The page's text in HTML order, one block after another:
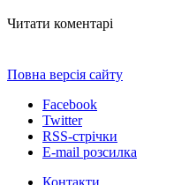
Читати коментарі
Повна версія сайту
Facebook
Twitter
RSS-стрічки
E-mail розсилка